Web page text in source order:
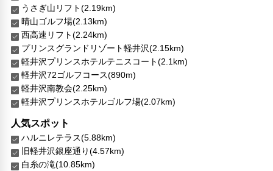
ペット可
犬OK
対応言語
日本語
その他サービス
自動販売機
共用ラウンジ/TVエリア
24時間セキュリティ
リネン・衣類の湯洗い
キャッシュレス支払いサービス
うさぎ山リフト(2.19km)
晴山ゴルフ場(2.13km)
西高速リフト(2.24km)
プリンスグランドリゾート軽井沢(2.15km)
軽井沢プリンスホテルテニスコート(2.1km)
軽井沢72ゴルフコース(890m)
軽井沢南教会(2.25km)
軽井沢プリンスホテルゴルフ場(2.07km)
人気スポット
ハルニレテラス(5.88km)
旧軽井沢銀座通り(4.57km)
白糸の滝(10.85km)